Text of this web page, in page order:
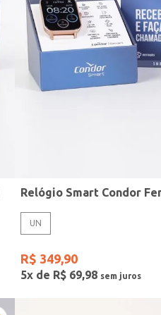
UN
R$ 349,90
5x de R$ 69,98